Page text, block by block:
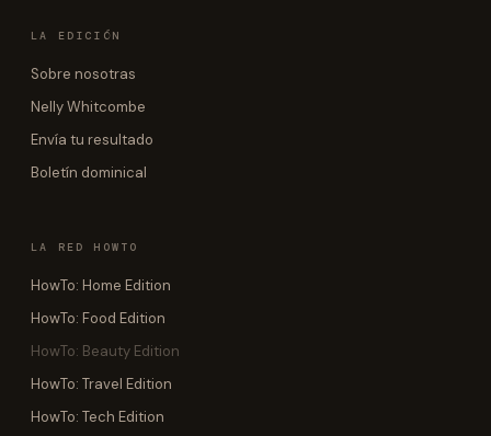
LA EDICIÓN
Sobre nosotras
Nelly Whitcombe
Envía tu resultado
Boletín dominical
LA RED HOWTO
HowTo: Home Edition
HowTo: Food Edition
HowTo: Beauty Edition
HowTo: Travel Edition
HowTo: Tech Edition